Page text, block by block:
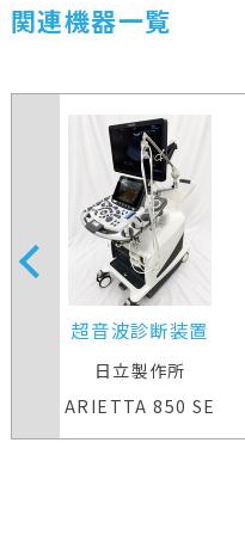
関連機器一覧
超音波診断装置
日立製作所
ARIETTA 850 SE